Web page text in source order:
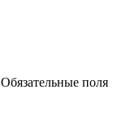
Обязательные поля